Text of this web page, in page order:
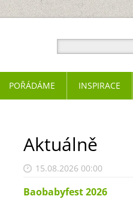
Aktuálně
15.08.2026 00:00
Baobabyfest 2026
POŘÁDÁME INSPIRACE